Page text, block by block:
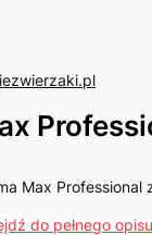
Max
do pełnego opisu